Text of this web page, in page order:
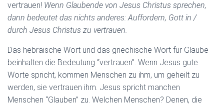
vertrauen! Wenn Glaubende von Jesus Christus sprechen,
dann bedeutet das nichts anderes: Auffordern, Gott in /
durch Jesus Christus zu vertrauen.
Das hebräische Wort und das griechische Wort für Glaube
beinhalten die Bedeutung “vertrauen”. Wenn Jesus gute
Worte spricht, kommen Menschen zu ihm, um geheilt zu
werden, sie vertrauen ihm. Jesus spricht manchen
Menschen “Glauben” zu. Welchen Menschen? Denen, die